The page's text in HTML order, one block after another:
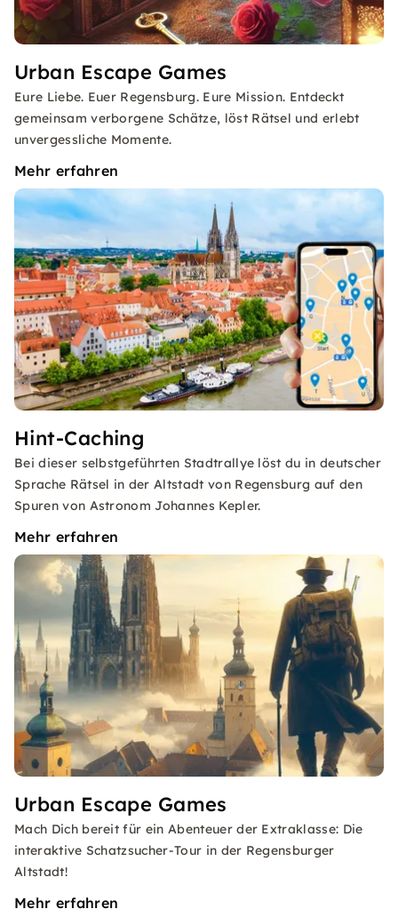
Urban Escape Games
Eure Liebe. Euer Regensburg. Eure Mission. Entdeckt
gemeinsam verborgene Schätze, löst Rätsel und erlebt
unvergessliche Momente.
Mehr erfahren
Hint-Caching
Bei dieser selbstgeführten Stadtrallye löst du in deutscher
Sprache Rätsel in der Altstadt von Regensburg auf den
Spuren von Astronom Johannes Kepler.
Mehr erfahren
Urban Escape Games
Mach Dich bereit für ein Abenteuer der Extraklasse: Die
interaktive Schatzsucher-Tour in der Regensburger
Altstadt!
Mehr erfahren